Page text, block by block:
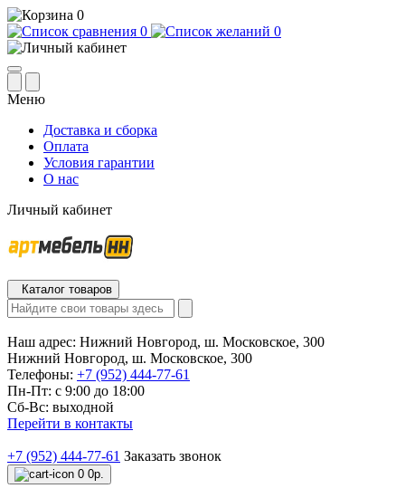
0
0
0
Меню
Доставка и сборка
Оплата
Условия гарантии
О нас
Личный кабинет
Каталог товаров
Наш адрес: Нижний Новгород, ш. Московское, 300
Нижний Новгород, ш. Московское, 300
Телефоны: +7 (952) 444-77-61
Пн-Пт: с 9:00 до 18:00
Сб-Вс: выходной
Перейти в контакты
+7 (952) 444-77-61 Заказать звонок
0 0р.